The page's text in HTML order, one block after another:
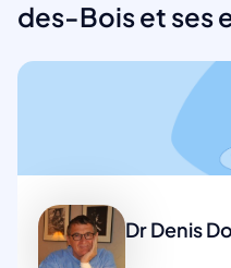
des-Bois et ses
Dr Denis